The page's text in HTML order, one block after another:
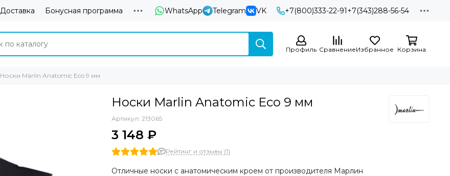
Доставка Бонусная программа WhatsApp Telegram VK +7(800)333-22-91+7(343)288-56-54
Профиль СравнениеИзбранное Корзина
Носки Marlin Anatomic Eco 9 мм
Носки Marlin Anatomic Eco 9 мм
Артикул: 213065
3 148 ₽
Рейтинг и отзывы (1)
Отличные носки с анатомическим кроем от производителя Марлин